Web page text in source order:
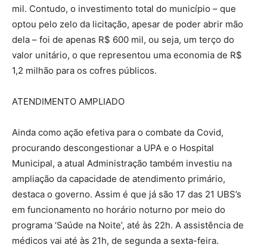
mil. Contudo, o investimento total do município – que
optou pelo zelo da licitação, apesar de poder abrir mão
dela – foi de apenas R$ 600 mil, ou seja, um terço do
valor unitário, o que representou uma economia de R$
1,2 milhão para os cofres públicos.
ATENDIMENTO AMPLIADO
Ainda como ação efetiva para o combate da Covid,
procurando descongestionar a UPA e o Hospital
Municipal, a atual Administração também investiu na
ampliação da capacidade de atendimento primário,
destaca o governo. Assim é que já são 17 das 21 UBS’s
em funcionamento no horário noturno por meio do
programa ‘Saúde na Noite’, até às 22h. A assistência de
médicos vai até às 21h, de segunda a sexta-feira.